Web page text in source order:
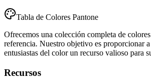
Tabla de Colores Pantone
Ofrecemos una colección completa de
referencia. Nuestro objetivo es proporcionar
entusiastas del color un recurso valioso para
Recursos